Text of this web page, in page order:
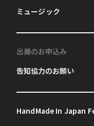
ミュージック
出展のお申込み
告知協力のお願い
HandMade In Japan